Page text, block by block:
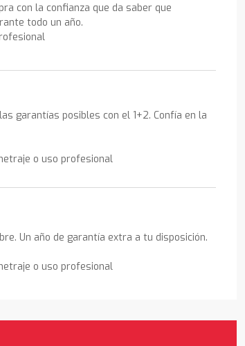
con la confianza que da saber que
todo un año.
garantías posibles con el 1+2. Confía en la
o uso profesional
Un año de garantía extra a tu disposición.
o uso profesional